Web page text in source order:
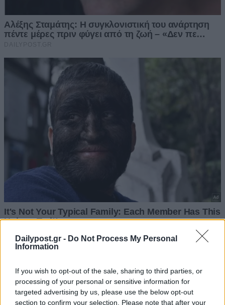
Dailypost.gr - Do Not Process My Personal
Information
If you wish to opt-out of the sale, sharing to third parties, or
processing of your personal or sensitive information for
targeted advertising by us, please use the below opt-out
section to confirm your selection. Please note that after your